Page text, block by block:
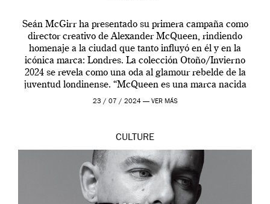
Seán McGirr ha presentado su primera campaña como
director creativo de Alexander McQueen, rindiendo
homenaje a la ciudad que tanto influyó en él y en la
icónica marca: Londres. La colección Otoño/Invierno
2024 se revela como una oda al glamour rebelde de la
juventud londinense. “McQueen es una marca nacida
en Londres y siempre ha […]
23 / 07 / 2024 — VER MÁS
CULTURE